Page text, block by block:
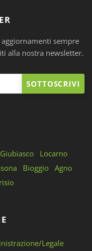
sempre
alla nostra newsletter.
SOTTOSCRIVI
Giubiasco
Locarno
Bioggio Agno
Legale